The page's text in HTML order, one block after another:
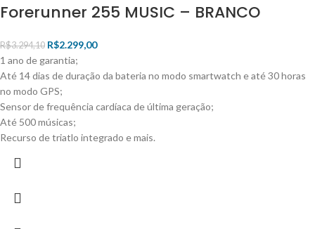
Forerunner 255 MUSIC – BRANCO
R$3.294,10 R$2.299,00
1 ano de garantia;
Até 14 dias de duração da bateria no modo smartwatch e até 30 horas
no modo GPS;
Sensor de frequência cardíaca de última geração;
Até 500 músicas;
Recurso de triatlo integrado e mais.